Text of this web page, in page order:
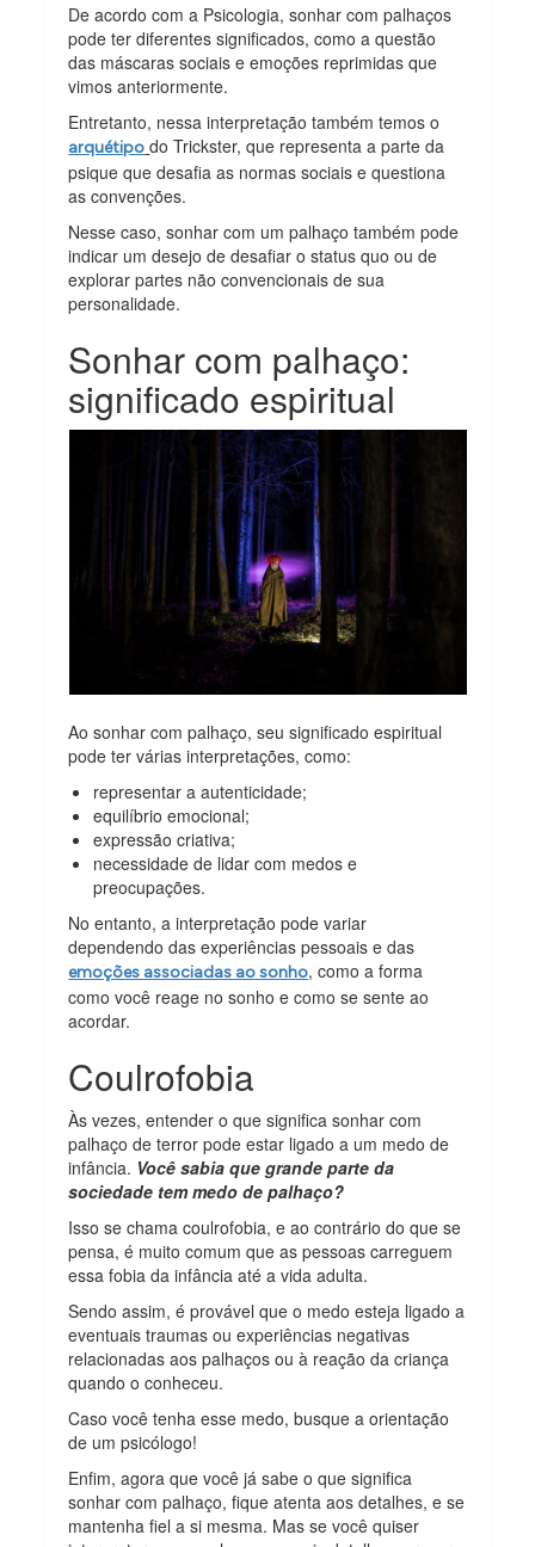
De acordo com a Psicologia, sonhar com palhaços
pode ter diferentes significados, como a questão
das máscaras sociais e emoções reprimidas que
vimos anteriormente.
Entretanto, nessa interpretação também temos o
arquétipo do Trickster, que representa a parte da
psique que desafia as normas sociais e questiona
as convenções.
Nesse caso, sonhar com um palhaço também pode
indicar um desejo de desafiar o status quo ou de
explorar partes não convencionais de sua
personalidade.
Sonhar com palhaço:
significado espiritual
Ao sonhar com palhaço, seu significado espiritual
pode ter várias interpretações, como:
representar a autenticidade;
equilíbrio emocional;
expressão criativa;
necessidade de lidar com medos e
preocupações.
No entanto, a interpretação pode variar
dependendo das experiências pessoais e das
emoções associadas ao sonho, como a forma
como você reage no sonho e como se sente ao
acordar.
Coulrofobia
Às vezes, entender o que significa sonhar com
palhaço de terror pode estar ligado a um medo de
infância. Você sabia que grande parte da
sociedade tem medo de palhaço?
Isso se chama coulrofobia, e ao contrário do que se
pensa, é muito comum que as pessoas carreguem
essa fobia da infância até a vida adulta.
Sendo assim, é provável que o medo esteja ligado a
eventuais traumas ou experiências negativas
relacionadas aos palhaços ou à reação da criança
quando o conheceu.
Caso você tenha esse medo, busque a orientação
de um psicólogo!
Enfim, agora que você já sabe o que significa
sonhar com palhaço, fique atenta aos detalhes, e se
mantenha fiel a si mesma. Mas se você quiser